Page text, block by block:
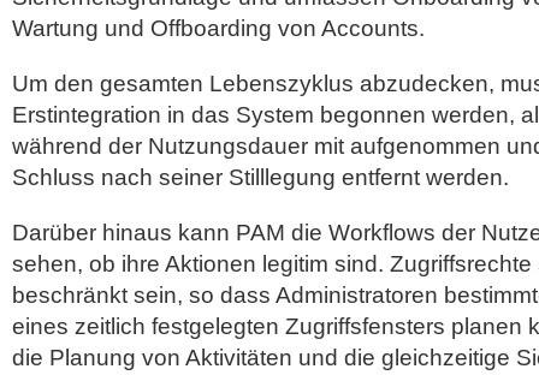
Wartung und Offboarding von Accounts.
Um den gesamten Lebenszyklus abzudecken,
Erstintegration in das System begonnen werden,
während der Nutzungsdauer mit aufgenommen
Schluss nach seiner Stilllegung entfernt werden.
Darüber hinaus kann PAM die Workflows der
sehen, ob ihre Aktionen legitim sind.
beschränkt sein, so dass Administratoren
eines zeitlich festgelegten Zugriffsfensters planen
die Planung von Aktivitäten und die gleichzeitige